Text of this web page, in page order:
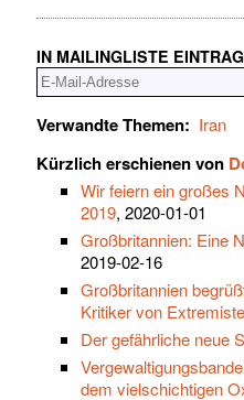
IN MAILINGLISTE
Verwandte Themen: Iran
Kürzlich erschienen von
Wir feiern ein großes
2019, 2020-01-01
Großbritannien: Eine
2019-02-16
Großbritannien
Kritiker von
Der gefährliche neue
dem vielschichtigen